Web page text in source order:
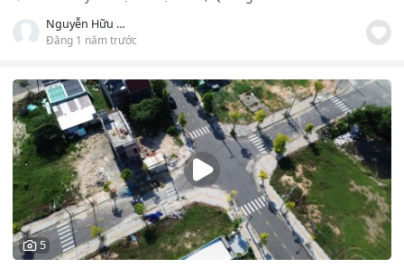
Nguyễn Hữu Huy
Đăng 1 năm trước
5